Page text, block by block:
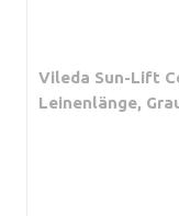
Vileda Sun-Lift
Leinenlänge,